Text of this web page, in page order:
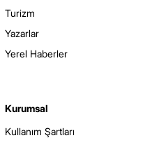
Turizm
Yazarlar
Yerel Haberler
Kurumsal
Kullanım Şartları